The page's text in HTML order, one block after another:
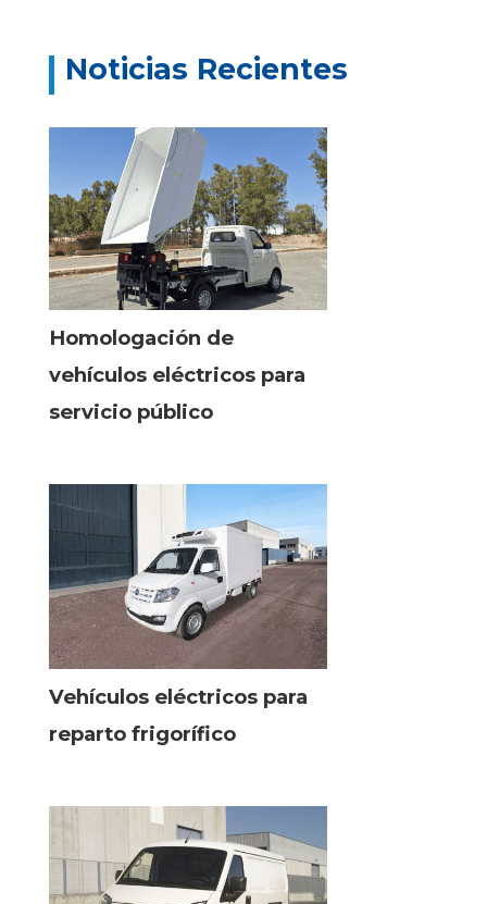
Noticias Recientes
Homologación de
vehículos eléctricos para
servicio público
Vehículos eléctricos para
reparto frigorífico